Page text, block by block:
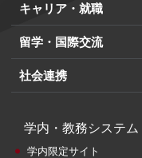
キャリア・就職
留学・国際交流
社会連携
学内・教務システム
学内限定サイト